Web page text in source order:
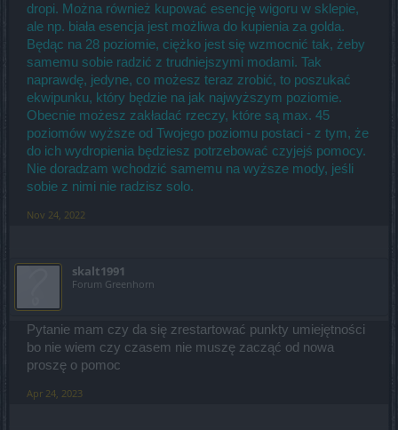
dropi. Można również kupować esencję wigoru w sklepie,
ale np. biała esencja jest możliwa do kupienia za golda.
Będąc na 28 poziomie, ciężko jest się wzmocnić tak, żeby
samemu sobie radzić z trudniejszymi modami. Tak
naprawdę, jedyne, co możesz teraz zrobić, to poszukać
ekwipunku, który będzie na jak najwyższym poziomie.
Obecnie możesz zakładać rzeczy, które są max. 45
poziomów wyższe od Twojego poziomu postaci - z tym, że
do ich wydropienia będziesz potrzebować czyjejś pomocy.
Nie doradzam wchodzić samemu na wyższe mody, jeśli
sobie z nimi nie radzisz solo.
Nov 24, 2022
skalt1991
Forum Greenhorn
Pytanie mam czy da się zrestartować punkty umiejętności
bo nie wiem czy czasem nie muszę zacząć od nowa
proszę o pomoc
Apr 24, 2023